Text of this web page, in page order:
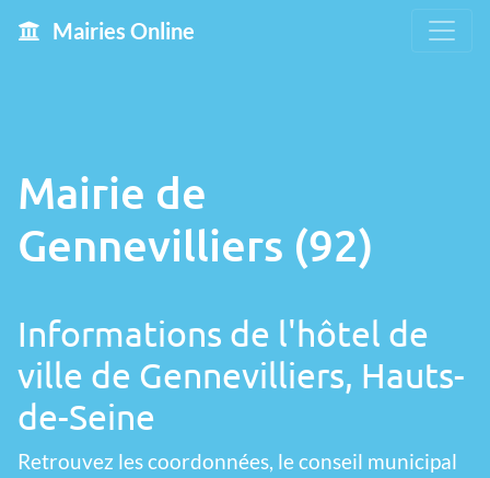
Mairies Online
Mairie de
Gennevilliers (92)
Informations de l'hôtel de
ville de Gennevilliers, Hauts-
de-Seine
Retrouvez les coordonnées, le conseil municipal